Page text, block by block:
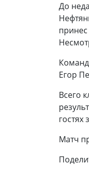
До
Егор
Всего
Матч